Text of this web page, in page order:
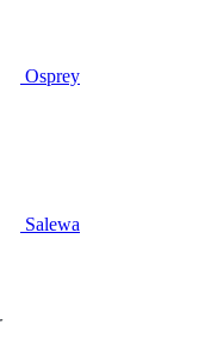
Osprey
Salewa